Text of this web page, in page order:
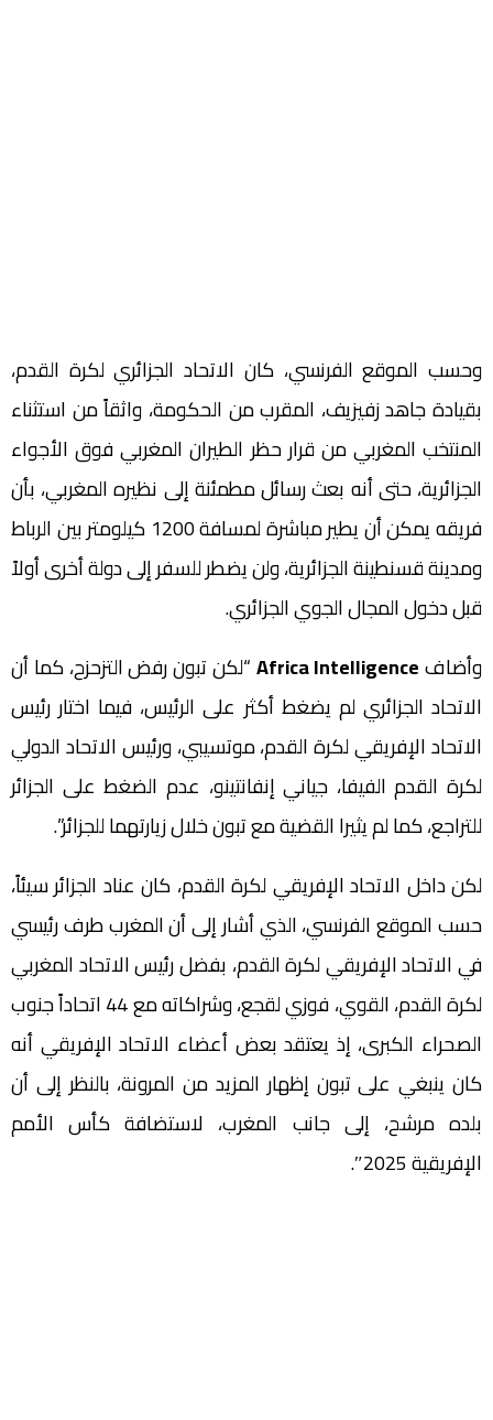
وحسب الموقع الفرنسي، كان الاتحاد الجزائري لكرة القدم،
بقيادة جاهد زفيزيف، المقرب من الحكومة، واثقاً من استثناء
المنتخب المغربي من قرار حظر الطيران المغربي فوق الأجواء
الجزائرية، حتى أنه بعث رسائل مطمئنة إلى نظيره المغربي، بأن
فريقه يمكن أن يطير مباشرة لمسافة 1200 كيلومتر بين الرباط
ومدينة قسنطينة الجزائرية، ولن يضطر للسفر إلى دولة أخرى أولاً
قبل دخول المجال الجوي الجزائري.
وأضافAfrica Intelligence“لكن تبون رفض التزحزح، كما أن
الاتحاد الجزائري لم يضغط أكثر على الرئيس، فيما اختار رئيس
الاتحاد الإفريقي لكرة القدم، موتسيبي، ورئيس الاتحاد الدولي
لكرة القدم الفيفا، جياني إنفانتينو، عدم الضغط على الجزائر
للتراجع، كما لم يثيرا القضية مع تبون خلال زيارتهما للجزائر”.
لكن داخل الاتحاد الإفريقي لكرة القدم، كان عناد الجزائر سيئاً،
حسب الموقع الفرنسي، الذي أشار إلى أن المغرب طرف رئيسي
في الاتحاد الإفريقي لكرة القدم، بفضل رئيس الاتحاد المغربي
لكرة القدم، القوي، فوزي لقجع، وشراكاته مع 44 اتحاداً جنوب
الصحراء الكبرى، إذ يعتقد بعض أعضاء الاتحاد الإفريقي أنه
كان ينبغي على تبون إظهار المزيد من المرونة، بالنظر إلى أن
بلده مرشح، إلى جانب المغرب، لاستضافة كأس الأمم
الإفريقية 2025″.